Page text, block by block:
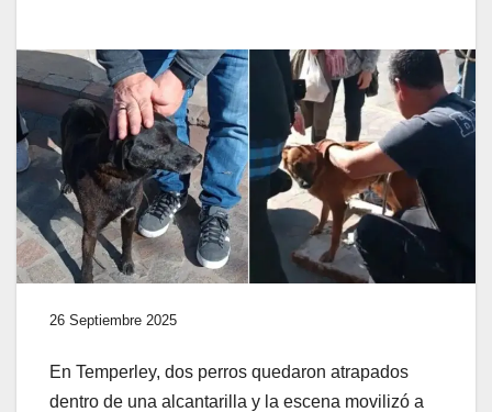
26 Septiembre 2025
En Temperley, dos perros quedaron atrapados
dentro de una alcantarilla y la escena movilizó a